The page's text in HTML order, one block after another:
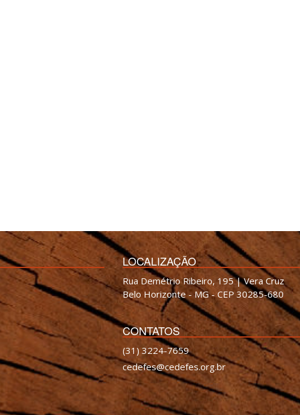
LOCALIZAÇÃO
Rua Demétrio Ribeiro, 195 | Vera Cruz
Belo Horizonte - MG - CEP 30285-680
CONTATOS
(31) 3224-7659
cedefes@cedefes.org.br